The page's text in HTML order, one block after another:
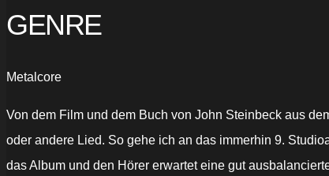
GENRE
Metalcore
Von dem Film und dem Buch von John Steinbeck aus
oder andere Lied. So gehe ich an das immerhin 9.
das Album und den Hörer erwartet eine gut